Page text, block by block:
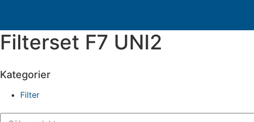
Filterset F7 UNI2
Kategorier
Filter